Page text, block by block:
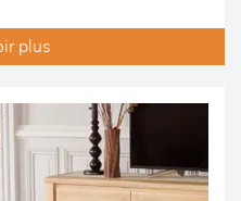
plus